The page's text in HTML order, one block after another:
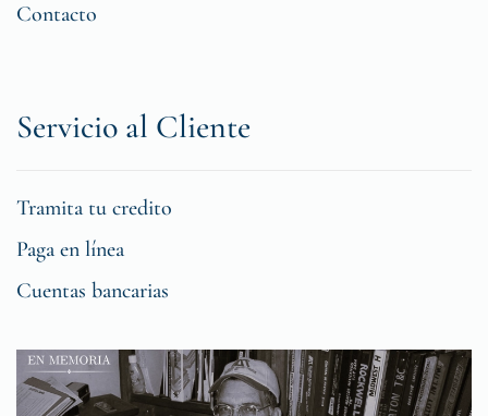
Contacto
Servicio al Cliente
Tramita tu credito
Paga en línea
Cuentas bancarias